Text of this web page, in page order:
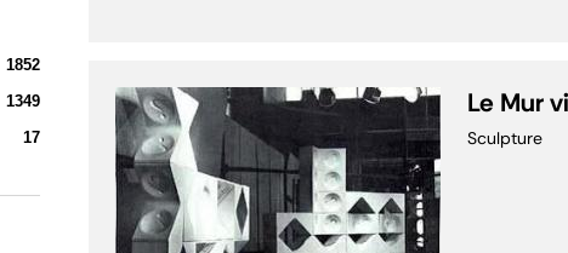
1852
1349
17
Le Mur
Sculpture